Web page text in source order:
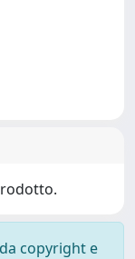
copyright e